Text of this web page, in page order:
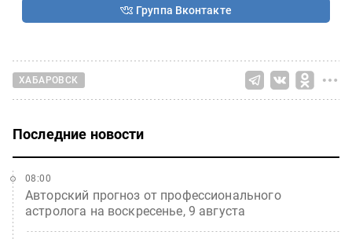
Группа Вконтакте
ХАБАРОВСК
Последние новости
Авторский прогноз от профессионального
астролога на воскресенье, 9 августа
08:00